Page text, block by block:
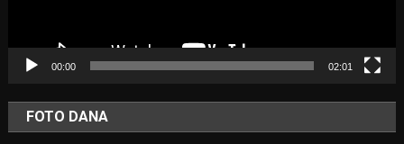
00:00 02:01
FOTO DANA